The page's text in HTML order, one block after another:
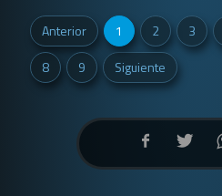
Anterior 1 2 3
8
9 Siguiente